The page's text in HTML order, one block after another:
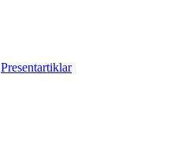
Presentartiklar